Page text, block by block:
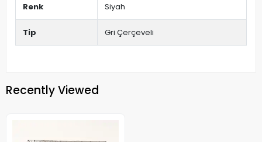
Renk Siyah
Tip Gri Çerçeveli
Recently Viewed